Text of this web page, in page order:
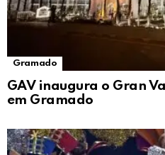
Gramado
GAV inaugura o Gran
em Gramado